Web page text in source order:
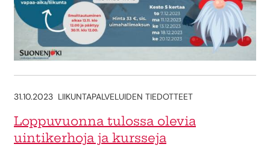
31.10.2023 LIIKUNTAPALVELUIDEN TIEDOTTEET
Loppuvuonna tulossa olevia
uintikerhoja ja kursseja